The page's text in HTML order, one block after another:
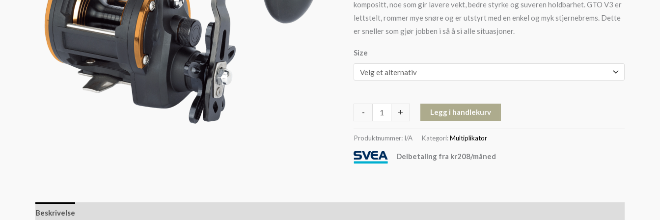
kompositt, noe som gir lavere vekt, bedre styrke og suveren holdbarhet. GTO V3 er
lettstelt, rommer mye snøre og er utstyrt med en enkel og myk stjernebrems. Dette
er sneller som gjør jobben i så å si alle situasjoner.
Size
- + Legg i handlekurv
Produktnummer: I/A Kategori:Multiplikator
Delbetaling fra kr208/måned
Beskrivelse